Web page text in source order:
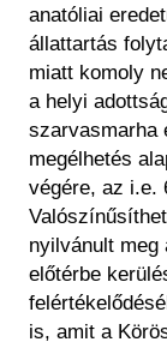
anatóliai
állattartás
miatt komoly
a helyi
szarvasmarha
megélhetés
végére, az i.e.
nyilvánult meg
előtérbe
is, amit a